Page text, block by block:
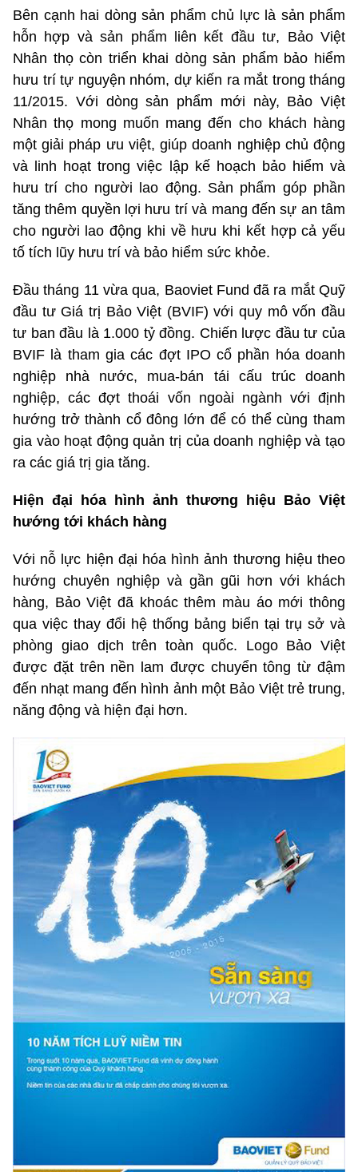
Bên cạnh hai dòng sản phẩm chủ lực là sản phẩm
hỗn hợp và sản phẩm liên kết đầu tư, Bảo Việt
Nhân thọ còn triển khai dòng sản phẩm bảo hiểm
hưu trí tự nguyện nhóm, dự kiến ra mắt trong tháng
11/2015. Với dòng sản phẩm mới này, Bảo Việt
Nhân thọ mong muốn mang đến cho khách hàng
một giải pháp ưu việt, giúp doanh nghiệp chủ động
và linh hoạt trong việc lập kế hoạch bảo hiểm và
hưu trí cho người lao động. Sản phẩm góp phần
tăng thêm quyền lợi hưu trí và mang đến sự an tâm
cho người lao động khi về hưu khi kết hợp cả yếu
tố tích lũy hưu trí và bảo hiểm sức khỏe.
Đầu tháng 11 vừa qua, Baoviet Fund đã ra mắt Quỹ
đầu tư Giá trị Bảo Việt (BVIF) với quy mô vốn đầu
tư ban đầu là 1.000 tỷ đồng. Chiến lược đầu tư của
BVIF là tham gia các đợt IPO cổ phần hóa doanh
nghiệp nhà nước, mua-bán tái cấu trúc doanh
nghiệp, các đợt thoái vốn ngoài ngành với định
hướng trở thành cổ đông lớn để có thể cùng tham
gia vào hoạt động quản trị của doanh nghiệp và tạo
ra các giá trị gia tăng.
Hiện đại hóa hình ảnh thương hiệu Bảo Việt
hướng tới khách hàng
Với nỗ lực hiện đại hóa hình ảnh thương hiệu theo
hướng chuyên nghiệp và gần gũi hơn với khách
hàng, Bảo Việt đã khoác thêm màu áo mới thông
qua việc thay đổi hệ thống bảng biển tại trụ sở và
phòng giao dịch trên toàn quốc. Logo Bảo Việt
được đặt trên nền lam được chuyển tông từ đậm
đến nhạt mang đến hình ảnh một Bảo Việt trẻ trung,
năng động và hiện đại hơn.